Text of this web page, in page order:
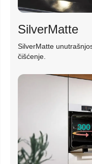
SilverMatte
SilverMatte
čišćenje.